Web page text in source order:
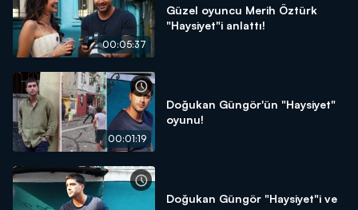
00:05:37
Güzel oyuncu Merih Öztürk
"Haysiyet"i anlattı!
00:01:19
Doğukan Güngör'ün "Haysiyet"
oyunu!
Doğukan Güngör "Haysiyet"i ve